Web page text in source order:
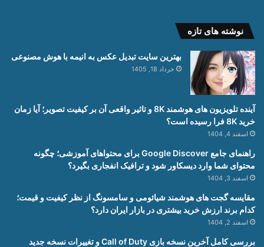
نوشته های تازه
بهترین سایت تبدیل عکس به انیمه با هوش مصنوعی
خرداد 18, 1405
آینده تلویزیون های هوشمند 8K و تاثیر واقعی آن بر کیفیت تصویر؛ آیا زمان
خرید 8K فرا رسیده است؟
اسفند 4, 1404
راهنمای جامع Google Discover برای محتواهای آموزشی؛ چگونه
محتوای شما وارد دیسکاور شود و ترافیک انفجاری بگیرد؟
اسفند 3, 1404
مقایسه گجت های هوشمند شیائومی و سامسونگ از نظر کیفیت و قیمت؛
کدام برند ارزش خرید بیشتری در بازار ایران دارد؟
اسفند 2, 1404
بررسی کامل آخرین نسخه بازی Call of Duty و تغییرات نسخه جدید